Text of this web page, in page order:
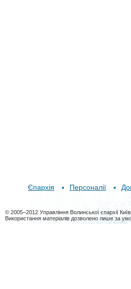
Єпархія Персоналії
© 2005–2012 Управління Волинської єпархії
Використання матеріалів дозволено лише за